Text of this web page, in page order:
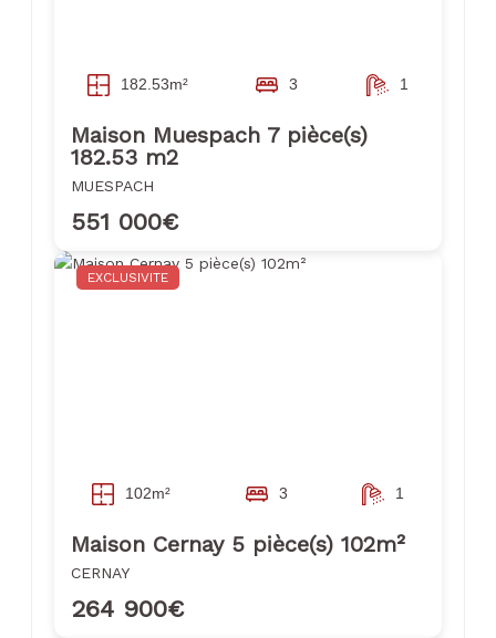
182.53m² 3 1
Maison Muespach 7 pièce(s)
182.53 m2
MUESPACH
551 000€
EXCLUSIVITE
102m² 3 1
Maison Cernay 5 pièce(s) 102m²
CERNAY
264 900€